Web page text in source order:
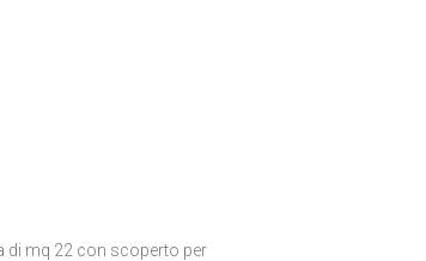
di mq 22 con scoperto per